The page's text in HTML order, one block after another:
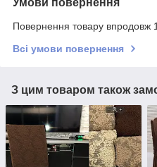
Умови повернення
Повернення товару впродовж
Всі умови повернення
З цим товаром також